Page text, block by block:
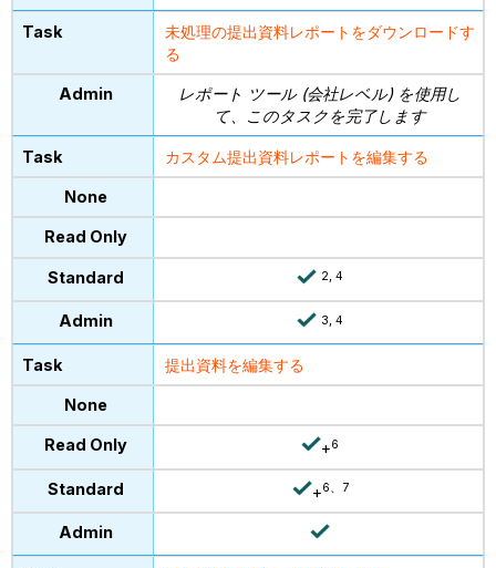
未処理の提出資料レポートをダウンロードす
る
レポート ツール (会社レベル) を使用し
て、このタスクを完了します
カスタム提出資料レポートを編集する
2, 4
3, 4
提出資料を編集する
+6
+6、7